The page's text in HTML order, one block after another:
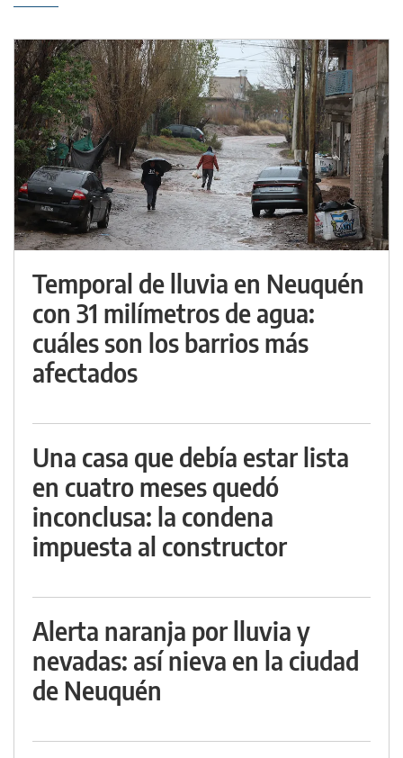
Temporal de lluvia en Neuquén
con 31 milímetros de agua:
cuáles son los barrios más
afectados
Una casa que debía estar lista
en cuatro meses quedó
inconclusa: la condena
impuesta al constructor
Alerta naranja por lluvia y
nevadas: así nieva en la ciudad
de Neuquén